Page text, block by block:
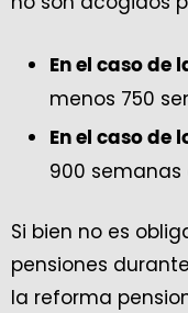
En el caso de
menos 750
En el caso de
900
Si bien no es
pensiones
la reforma